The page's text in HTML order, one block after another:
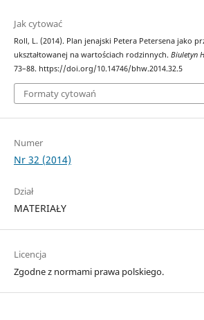
Jak cytować
Roll, L. (2014). Plan jenajski Petera Petersena jako
ukształtowanej na wartościach rodzinnych. Biuletyn
73–88. https://doi.org/10.14746/bhw.2014.32.5
Formaty cytowań
Numer
Nr 32 (2014)
Dział
MATERIAŁY
Licencja
Zgodne z normami prawa polskiego.